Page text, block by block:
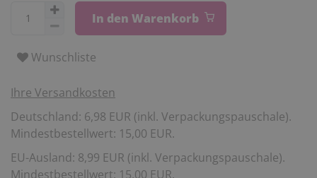
In den Warenkorb
Wunschliste
Ihre Versandkosten
Deutschland: 6,98 EUR (inkl. Verpackungspauschale).
Mindestbestellwert: 15,00 EUR.
EU-Ausland: 8,99 EUR (inkl. Verpackungspauschale).
Mindestbestellwert: 15,00 EUR.